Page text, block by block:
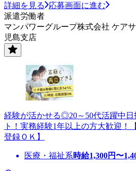
詳細を見る
応募画面に進む
派遣労働者
マンパワーグループ株式会社 ケア
児島支店
経験が活かせる◎20～50代活躍中
ト！実務経験1年以上の方大歓迎！
登録ＯＫ】
医療・福祉系時給1,300円〜